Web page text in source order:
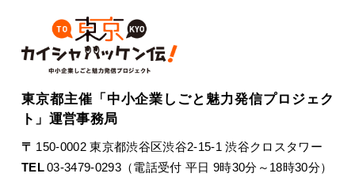
東京都主催「中小企業しごと魅力発信プロジェク
ト」運営事務局
〒 150-0002 東京都渋谷区渋谷2-15-1 渋谷クロスタワー
TEL03-3479-0293（電話受付 平日 9時30分～18時30分）